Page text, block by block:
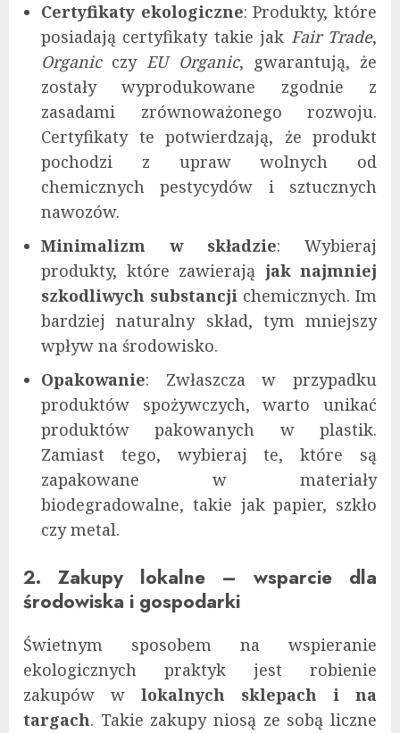
Certyfikaty ekologiczne: Produkty, które
posiadają certyfikaty takie jak Fair Trade,
OrganicczyEU Organic, gwarantują, że
zostały wyprodukowane zgodnie z
zasadami zrównoważonego rozwoju.
Certyfikaty te potwierdzają, że produkt
pochodzi z upraw wolnych od
chemicznych pestycydów i sztucznych
nawozów.
Minimalizm w składzie: Wybieraj
produkty, które zawierają jak najmniej
szkodliwych substancji chemicznych. Im
bardziej naturalny skład, tym mniejszy
wpływ na środowisko.
Opakowanie: Zwłaszcza w przypadku
produktów spożywczych, warto unikać
produktów pakowanych w plastik.
Zamiast tego, wybieraj te, które są
zapakowane w materiały
biodegradowalne, takie jak papier, szkło
czy metal.
2. Zakupy lokalne – wsparcie dla
środowiska i gospodarki
Świetnym sposobem na wspieranie
ekologicznych praktyk jest robienie
zakupów w lokalnych sklepach i na
targach. Takie zakupy niosą ze sobą liczne